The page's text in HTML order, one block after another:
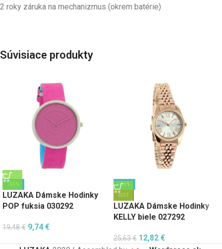
2 roky záruka na mechanizmus (okrem batérie)
Súvisiace produkty
-50%
LUZAKA Dámske Hodinky
POP fuksia 030292
19,48€ 9,74€
-50%
HOT
LUZAKA Dámske Hodinky
KELLY biele 027292
25,63€ 12,82 €